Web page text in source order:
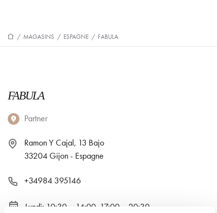
/ MAGASINS / ESPAGNE / FABULA
FABULA
Partner
Ramon Y Cajal, 13 Bajo
33204 Gijon - Espagne
+34984 395146
Lundi: 10:30 – 14:00, 17:00 – 20:30